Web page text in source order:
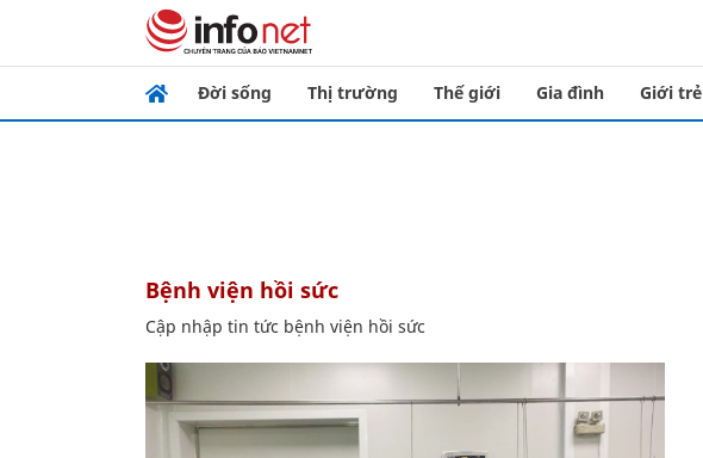
Đời sống Thị trường Thế giới Gia đình Giới trẻ
bệnh viện hồi sức
Cập nhập tin tức bệnh viện hồi sức